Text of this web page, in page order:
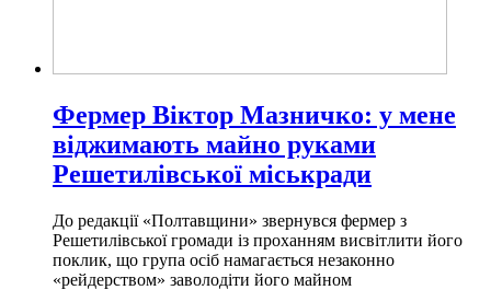
Фермер Віктор Мазничко: у мене
віджимають майно руками
Решетилівської міськради
До редакції «Полтавщини» звернувся фермер з
Решетилівської громади із проханням висвітлити його
поклик, що група осіб намагається незаконно
«рейдерством» заволодіти його майном